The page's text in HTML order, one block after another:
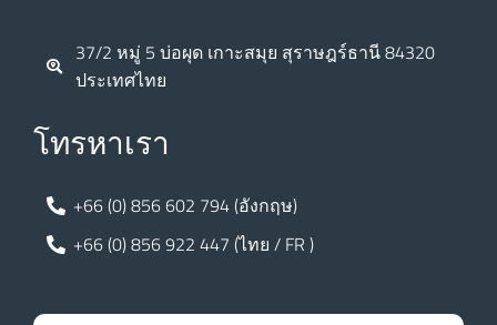
37/2 หมู่ 5 บ่อผุด เกาะสมุย สุราษฎร์ธานี 84320
ประเทศไทย
โทรหาเรา
+66 (0) 856 602 794 (อังกฤษ)
+66 (0) 856 922 447 (ไทย / FR )